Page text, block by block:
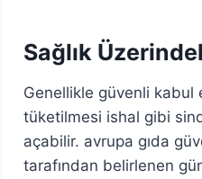
Sağlık
Genellikle güvenli kabul
tüketilmesi ishal gibi
açabilir. avrupa gıda
tarafından belirlenen